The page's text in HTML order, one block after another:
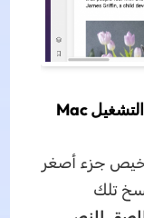
جزء أصغر
تلك